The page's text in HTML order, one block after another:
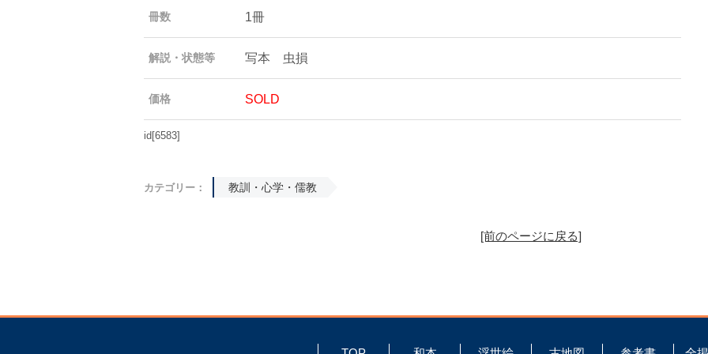
冊数 1冊
解説・状態等 写本 虫損
価格 SOLD
id[6583]
カテゴリー： 教訓・心学・儒教
[前のページに戻る]